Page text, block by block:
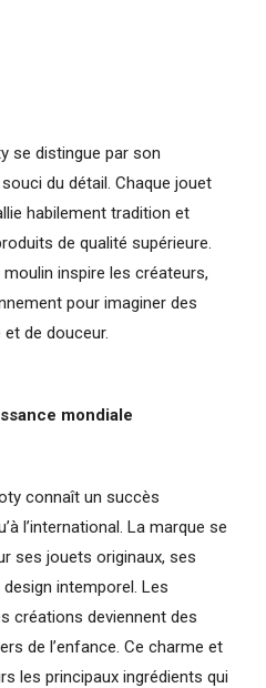
se distingue par son
du détail. Chaque jouet
habilement tradition et
de qualité supérieure.
inspire les créateurs,
pour imaginer des
de douceur.
mondiale
connaît un succès
l’international. La marque se
ses jouets originaux, ses
intemporel. Les
créations deviennent des
de l’enfance. Ce charme et
les principaux ingrédients qui